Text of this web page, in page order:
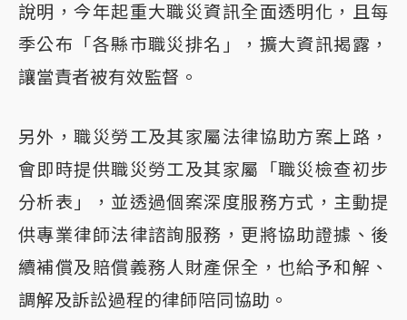
說明，今年起重大職災資訊全面透明化，且每
季公布「各縣市職災排名」，擴大資訊揭露，
讓當責者被有效監督。
另外，職災勞工及其家屬法律協助方案上路，
會即時提供職災勞工及其家屬「職災檢查初步
分析表」，並透過個案深度服務方式，主動提
供專業律師法律諮詢服務，更將協助證據、後
續補償及賠償義務人財產保全，也給予和解、
調解及訴訟過程的律師陪同協助。